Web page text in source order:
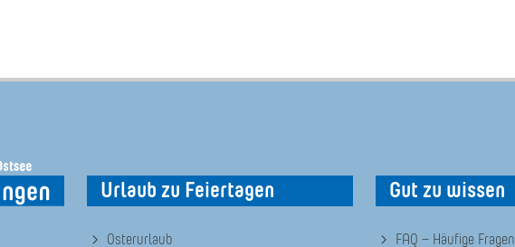
Urlaub zu Feiertagen
Osterurlaub
Gut zu wissen
FAQ – Häufige Fragen